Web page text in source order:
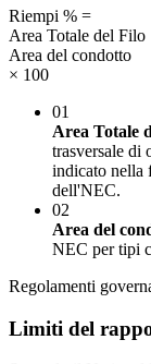
Riempi % =
Area Totale del Filo
Area del condotto
× 100
01
Area Totale
trasversale di
indicato nella
dell'NEC.
02
Area del
NEC per tipi
Regolamenti
Limiti del